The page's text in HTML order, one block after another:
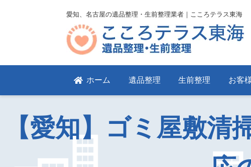
愛知、名古屋の遺品整理・生前整理業者｜こころテラス東海
ホーム 遺品整理 生前整理 お客
【愛知】ゴミ屋敷